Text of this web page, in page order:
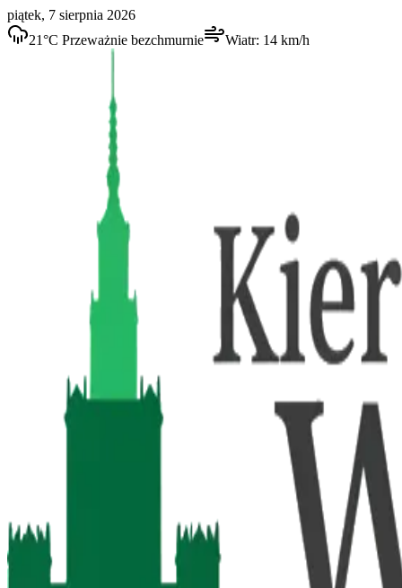
piątek, 7 sierpnia 2026
21°C Przeważnie bezchmurnie Wiatr: 14 km/h